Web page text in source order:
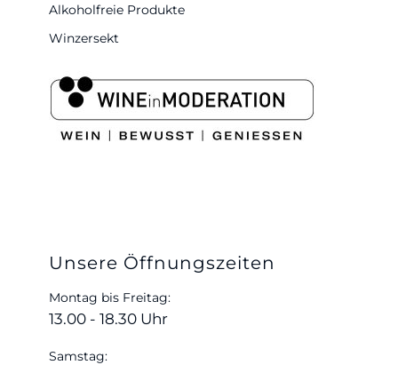
Alkoholfreie Produkte
Winzersekt
Unsere Öffnungszeiten
Montag bis Freitag:
13.00 - 18.30 Uhr
Samstag: